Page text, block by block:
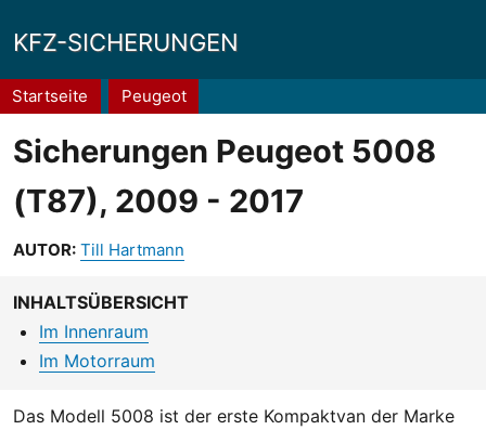
KFZ-SICHERUNGEN
Pfadnavigation
Startseite Peugeot
Sicherungen Peugeot 5008
(T87), 2009 - 2017
AUTOR: Till Hartmann
INHALTSÜBERSICHT
Im Innenraum
Im Motorraum
Das Modell 5008 ist der erste Kompaktvan der Marke